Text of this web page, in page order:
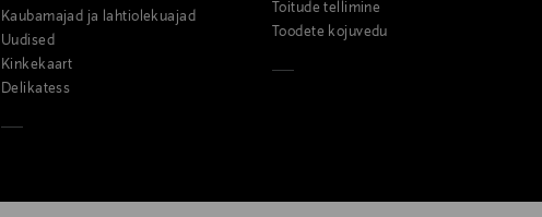
Kaubamajad ja lahtiolekuajad
Uudised
Kinkekaart
Delikatess
Toitude tellimine
Toodete kojuvedu